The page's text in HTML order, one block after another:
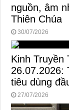
nguồn, âm
Thiên Chúa
30/07/2026
Kinh Truyền
26.07.2026:
tiêu dùng
27/07/2026